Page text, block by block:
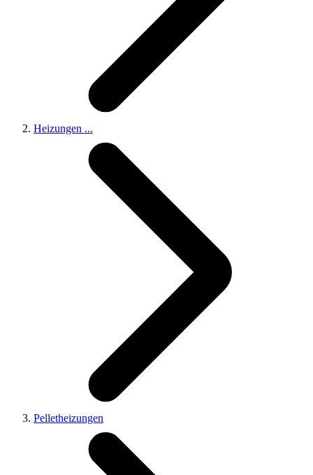
Heizungen ...
Pelletheizungen